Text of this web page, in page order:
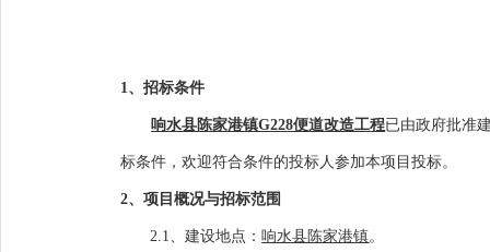
1、招标条件
响水县陈家港镇G228便道改造工程已由政府批准
标条件，欢迎符合条件的投标人参加本项目投标。
2、项目概况与招标范围
2.1、建设地点：响水县陈家港镇。